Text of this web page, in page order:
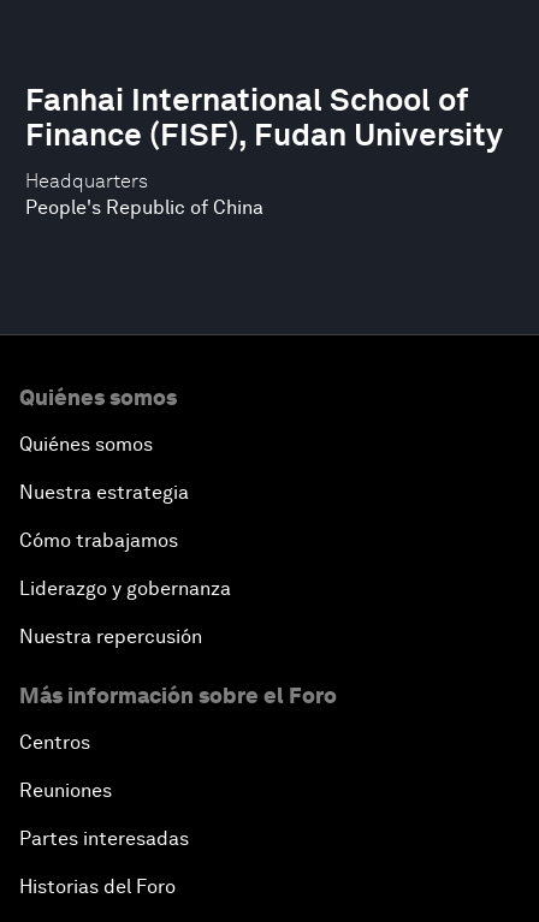
Headquarters
People's Republic of China
Fanhai International School of
Finance (FISF), Fudan University
Quiénes somos
Quiénes somos
Nuestra estrategia
Cómo trabajamos
Liderazgo y gobernanza
Nuestra repercusión
Más información sobre el Foro
Centros
Reuniones
Partes interesadas
Historias del Foro